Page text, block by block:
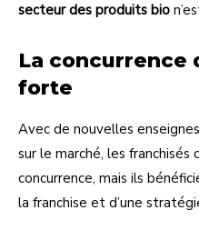
secteur des produits bio
La concurrence
forte
Avec de nouvelles
sur le marché, les franchisés
concurrence, mais ils
la franchise et d’une